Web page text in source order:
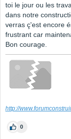
toi le jour ou les
dans notre
verras ç'est encore
frustrant car
Bon courage.
http://
0